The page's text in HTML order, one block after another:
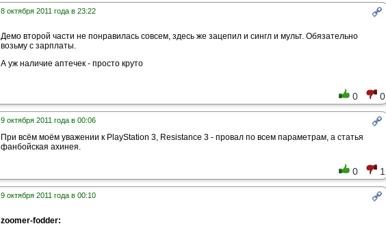
8 октября 2011 года в 23:22
Демо второй части не понравилась совсем, здесь же зацепил и сингл и мульт. Обязательно
возьму с зарплаты.
А уж наличие аптечек - просто круто
0 0
9 октября 2011 года в 00:06
При всём моём уважении к PlayStation 3, Resistance 3 - провал по всем параметрам, а статья
фанбойская ахинея.
0 1
9 октября 2011 года в 00:10
zoomer-fodder: